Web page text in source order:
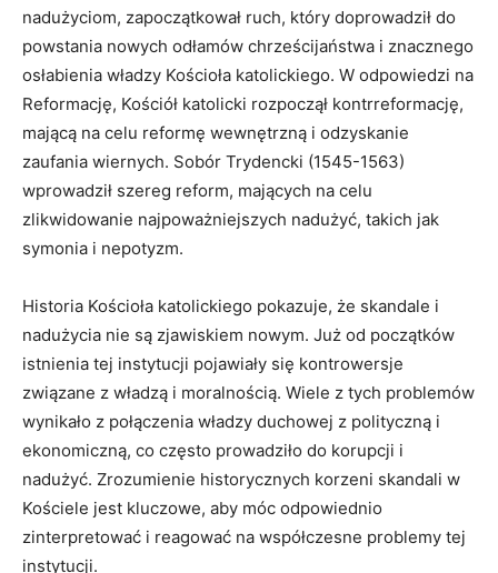
nadużyciom, zapoczątkował ruch, który doprowadził do
powstania nowych odłamów chrześcijaństwa i znacznego
osłabienia władzy Kościoła katolickiego. W odpowiedzi na
Reformację, Kościół katolicki rozpoczął kontrreformację,
mającą na celu reformę wewnętrzną i odzyskanie
zaufania wiernych. Sobór Trydencki (1545-1563)
wprowadził szereg reform, mających na celu
zlikwidowanie najpoważniejszych nadużyć, takich jak
symonia i nepotyzm.
Historia Kościoła katolickiego pokazuje, że skandale i
nadużycia nie są zjawiskiem nowym. Już od początków
istnienia tej instytucji pojawiały się kontrowersje
związane z władzą i moralnością. Wiele z tych problemów
wynikało z połączenia władzy duchowej z polityczną i
ekonomiczną, co często prowadziło do korupcji i
nadużyć. Zrozumienie historycznych korzeni skandali w
Kościele jest kluczowe, aby móc odpowiednio
zinterpretować i reagować na współczesne problemy tej
instytucji.